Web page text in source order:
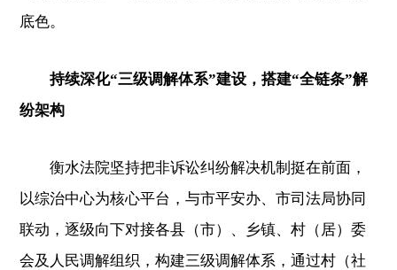
底色。
持续深化“三级调解体系”建设，搭建“全链条”解
纷架构
衡水法院坚持把非诉讼纠纷解决机制挺在前面，
以综治中心为核心平台，与市平安办、市司法局协同
联动，逐级向下对接各县（市）、乡镇、村（居）委
会及人民调解组织，构建三级调解体系，通过村（社